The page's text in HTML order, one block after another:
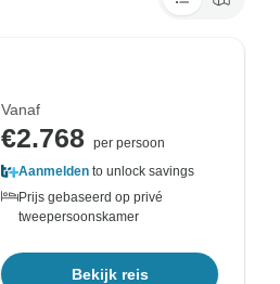
Vanaf
€2.768
per persoon
Aanmelden to unlock savings
Prijs gebaseerd op privé
tweepersoonskamer
Bekijk reis